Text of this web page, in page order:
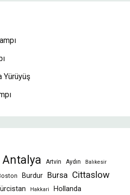
Yürüyüş
Antalya Artvin Aydın Balıkesir
Burdur Bursa Cittaslow
Hakkari
Hollanda